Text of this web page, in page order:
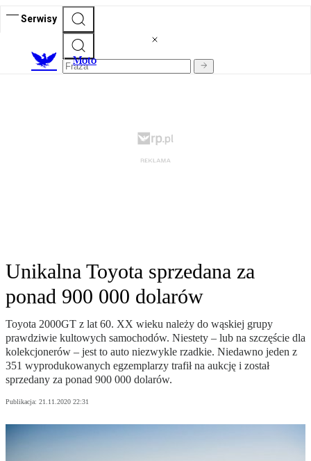
Serwisy
Moto
Unikalna Toyota sprzedana za
ponad 900 000 dolarów
Toyota 2000GT z lat 60. XX wieku należy do wąskiej grupy
prawdziwie kultowych samochodów. Niestety – lub na szczęście dla
kolekcjonerów – jest to auto niezwykle rzadkie. Niedawno jeden z
351 wyprodukowanych egzemplarzy trafił na aukcję i został
sprzedany za ponad 900 000 dolarów.
Publikacja: 21.11.2020 22:31